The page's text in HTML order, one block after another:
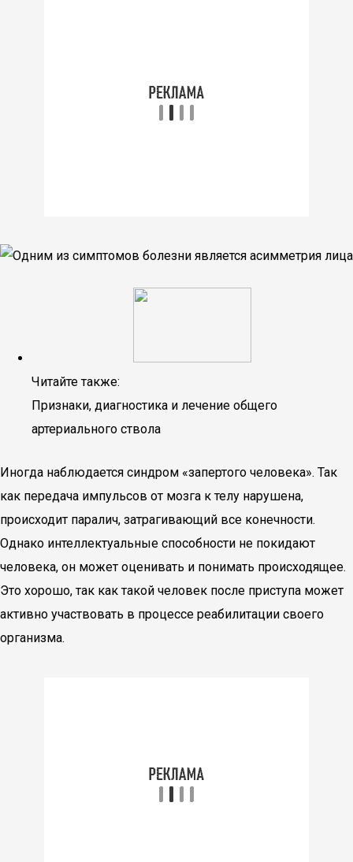
Читайте также:
Признаки, диагностика и лечение общего
артериального ствола
Иногда наблюдается синдром «запертого человека». Так
как передача импульсов от мозга к телу нарушена,
происходит паралич, затрагивающий все конечности.
Однако интеллектуальные способности не покидают
человека, он может оценивать и понимать происходящее.
Это хорошо, так как такой человек после приступа может
активно участвовать в процессе реабилитации своего
организма.